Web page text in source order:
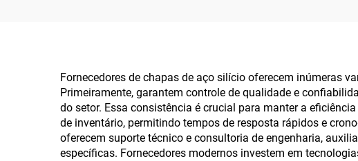
240V e
36V
Fornecedores de chapas de aço silício oferecem inúmeras
Primeiramente, garantem controle de qualidade e
do setor. Essa consistência é crucial para manter a
de inventário, permitindo tempos de resposta rápidos e
oferecem suporte técnico e consultoria de engenharia,
específicas. Fornecedores modernos investem em